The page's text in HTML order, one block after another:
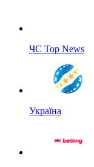
ЧС Top News
Україна